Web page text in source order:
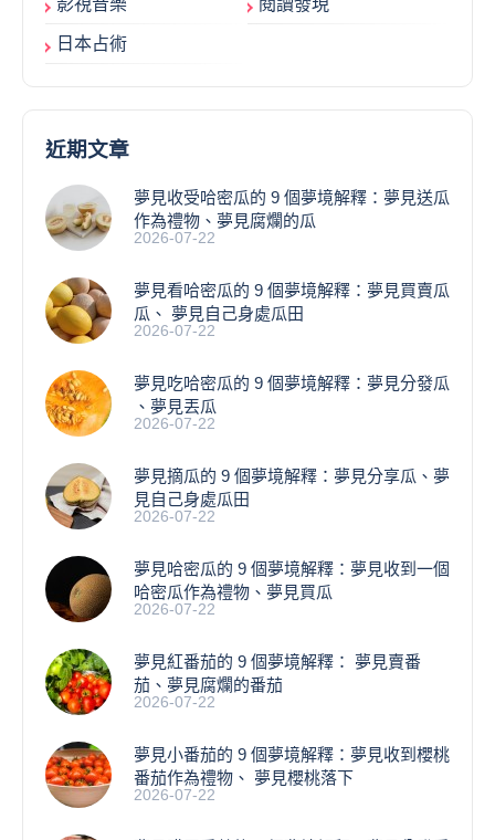
日本占術
近期文章
夢見收受哈密瓜的 9 個夢境解釋：夢見送瓜
作為禮物、夢見腐爛的瓜
2026-07-22
夢見看哈密瓜的 9 個夢境解釋：夢見買賣瓜
瓜、 夢見自己身處瓜田
2026-07-22
夢見吃哈密瓜的 9 個夢境解釋：夢見分發瓜
、夢見丟瓜
2026-07-22
夢見摘瓜的 9 個夢境解釋：夢見分享瓜、夢
見自己身處瓜田
2026-07-22
夢見哈密瓜的 9 個夢境解釋：夢見收到一個
哈密瓜作為禮物、夢見買瓜
2026-07-22
夢見紅番茄的 9 個夢境解釋： 夢見賣番
茄、夢見腐爛的番茄
2026-07-22
​夢見小番茄的 9 個夢境解釋：夢見收到櫻桃
番茄作為禮物、 夢見櫻桃落下
2026-07-22